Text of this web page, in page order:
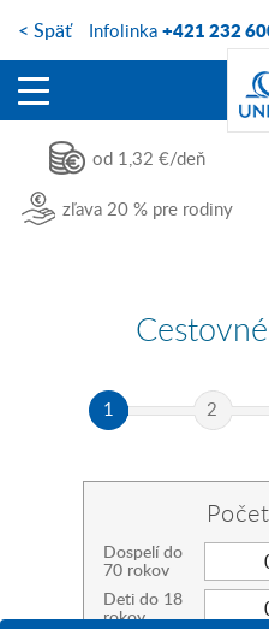
Infolinka +421 232
< Späť na portál uniqa.sk
od 1,32 €/deň
zľava 20 % pre rodiny
Dospelí do
70 rokov
Deti do 18
rokov
1 2